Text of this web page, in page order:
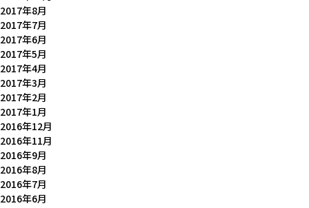
2017年8月
2017年7月
2017年6月
2017年5月
2017年4月
2017年3月
2017年2月
2017年1月
2016年12月
2016年11月
2016年9月
2016年8月
2016年7月
2016年6月